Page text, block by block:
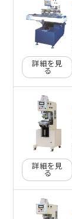
詳細を見
る
詳細を見
る